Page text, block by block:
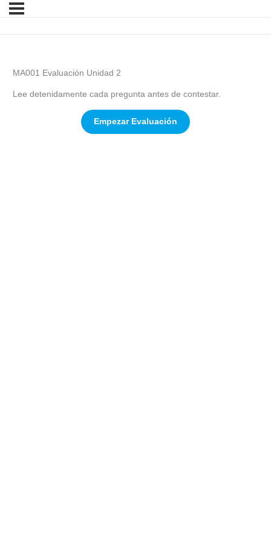
MA001 Evaluación Unidad 2
Lee detenidamente cada pregunta antes de contestar.